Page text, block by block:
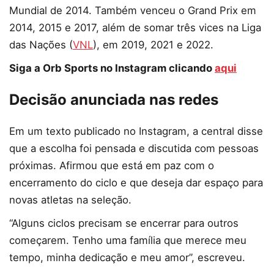
Mundial de 2014. Também venceu o Grand Prix em
2014, 2015 e 2017, além de somar três vices na Liga
das Nações (VNL), em 2019, 2021 e 2022.
Siga a Orb Sports no Instagram clicando aqui
Decisão anunciada nas redes
Em um texto publicado no Instagram, a central disse
que a escolha foi pensada e discutida com pessoas
próximas. Afirmou que está em paz com o
encerramento do ciclo e que deseja dar espaço para
novas atletas na seleção.
“Alguns ciclos precisam se encerrar para outros
começarem. Tenho uma família que merece meu
tempo, minha dedicação e meu amor”, escreveu.